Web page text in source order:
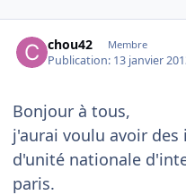
chou42 Membre
Publication: 13 janvier
Bonjour à tous,
j'aurai voulu avoir
d'unité nationale
paris.